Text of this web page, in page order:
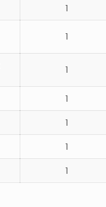
1
1
1
1
1
1
1